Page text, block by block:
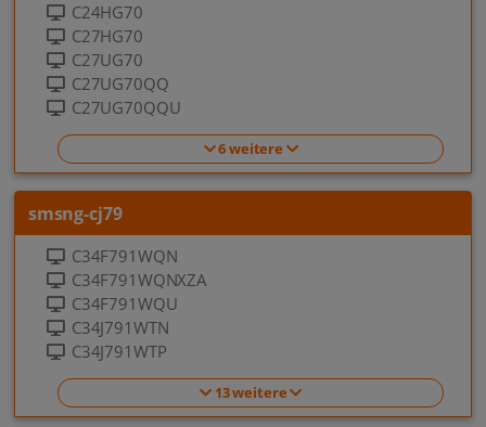
C24HG70
C27HG70
C27UG70
C27UG70QQ
C27UG70QQU
6 weitere
smsng-cj79
C34F791WQN
C34F791WQNXZA
C34F791WQU
C34J791WTN
C34J791WTP
13 weitere